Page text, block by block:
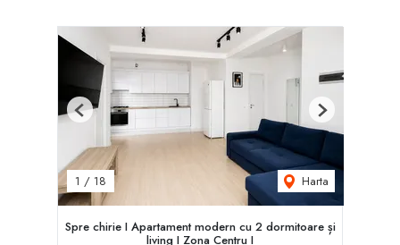
1 / 18 Harta
Previous Next
Spre chirie I Apartament modern cu 2 dormitoare și
living I Zona Centru I